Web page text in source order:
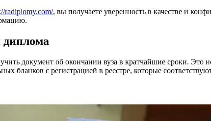
radiplomy.com/, вы получаете уверенность в качестве и
диплома
документ об окончании вуза в кратчайшие сроки.
бланков с регистрацией в реестре, которые